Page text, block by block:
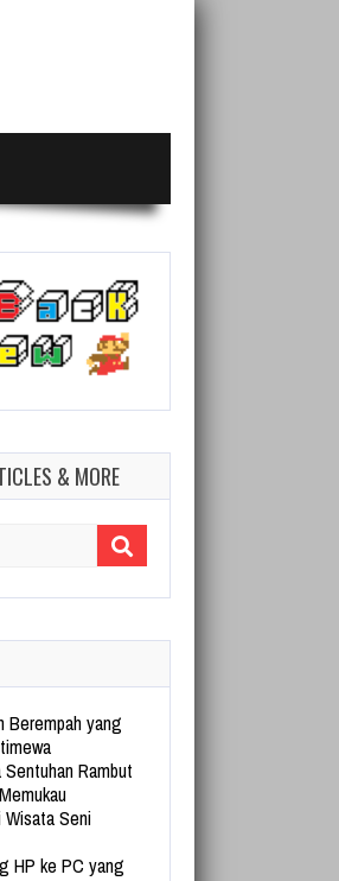
& MORE
Berempah yang
Rambut
Wisata Seni
HP ke PC yang